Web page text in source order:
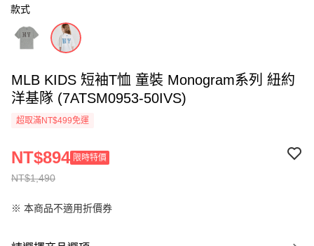
款式
MLB KIDS 短袖T恤 童裝 Monogram系列 紐約
洋基隊 (7ATSM0953-50IVS)
超取滿NT$499免運
NT$1,490
NT$894 限時特價
※ 本商品不適用折價券